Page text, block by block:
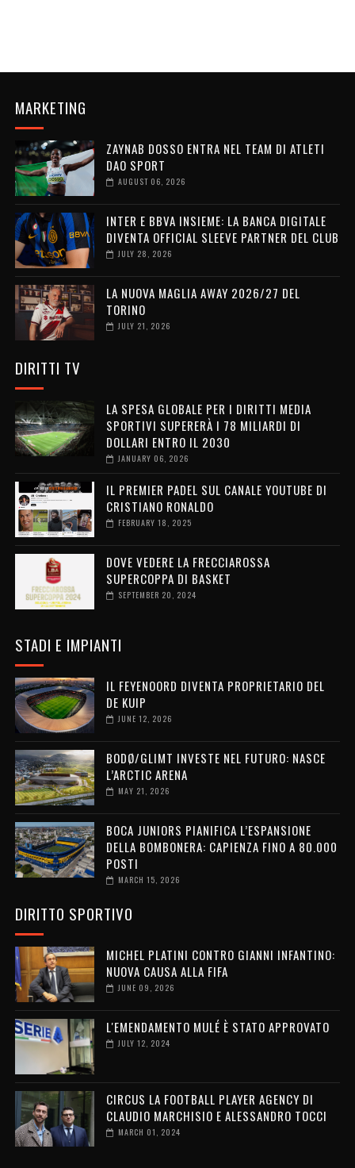
MARKETING
ZAYNAB DOSSO ENTRA NEL TEAM DI ATLETI
DAO SPORT
AUGUST 06, 2026
INTER E BBVA INSIEME: LA BANCA DIGITALE
DIVENTA OFFICIAL SLEEVE PARTNER DEL CLUB
JULY 28, 2026
LA NUOVA MAGLIA AWAY 2026/27 DEL
TORINO
JULY 21, 2026
DIRITTI TV
LA SPESA GLOBALE PER I DIRITTI MEDIA
SPORTIVI SUPERERÀ I 78 MILIARDI DI
DOLLARI ENTRO IL 2030
JANUARY 06, 2026
IL PREMIER PADEL SUL CANALE YOUTUBE DI
CRISTIANO RONALDO
FEBRUARY 18, 2025
DOVE VEDERE LA FRECCIAROSSA
SUPERCOPPA DI BASKET
SEPTEMBER 20, 2024
STADI E IMPIANTI
IL FEYENOORD DIVENTA PROPRIETARIO DEL
DE KUIP
JUNE 12, 2026
BODØ/GLIMT INVESTE NEL FUTURO: NASCE
L’ARCTIC ARENA
MAY 21, 2026
BOCA JUNIORS PIANIFICA L’ESPANSIONE
DELLA BOMBONERA: CAPIENZA FINO A 80.000
POSTI
MARCH 15, 2026
DIRITTO SPORTIVO
MICHEL PLATINI CONTRO GIANNI INFANTINO:
NUOVA CAUSA ALLA FIFA
JUNE 09, 2026
L'EMENDAMENTO MULÉ È STATO APPROVATO
JULY 12, 2024
CIRCUS LA FOOTBALL PLAYER AGENCY DI
CLAUDIO MARCHISIO E ALESSANDRO TOCCI
MARCH 01, 2024